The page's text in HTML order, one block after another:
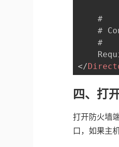
    #
#
    #
</
四、打
打开防火墙
口，如果主